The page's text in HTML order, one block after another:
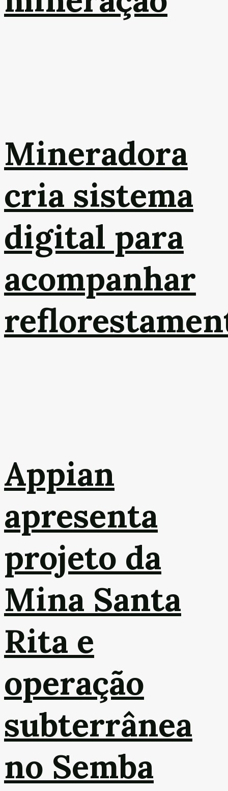
Mineradora
cria sistema
digital para
acompanhar
Appian
apresenta
projeto da
Mina Santa
Rita e
operação
subterrânea
no Semba